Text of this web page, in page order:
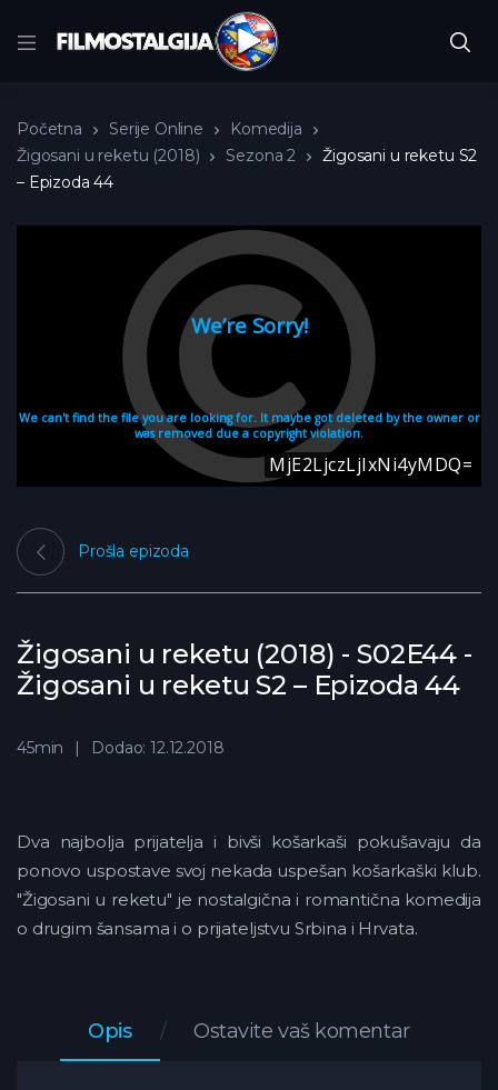
Početna Serije Online
Komedija
Žigosani u reketu (2018)
Sezona 2
Žigosani u reketu S2
– Epizoda 44
Žigosani u reketu (2018) - S02E44 -
Žigosani u reketu S2 – Epizoda 44
Prošla epizoda
45min Dodao: 12.12.2018
Dva najbolja prijatelja i bivši košarkaši pokušavaju da
ponovo uspostave svoj nekada uspešan košarkaški klub.
"Žigosani u reketu" je nostalgična i romantična komedija
o drugim šansama i o prijateljstvu Srbina i Hrvata.
Opis Ostavite vaš komentar